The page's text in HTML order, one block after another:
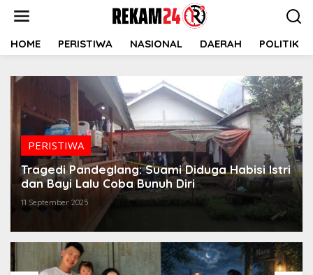
HOME PERISTIWA NASIONAL DAERAH POLITIK
PERISTIWA
Tragedi Pandeglang: Suami Diduga Habisi Istri
dan Bayi Lalu Coba Bunuh Diri
11 September 2025